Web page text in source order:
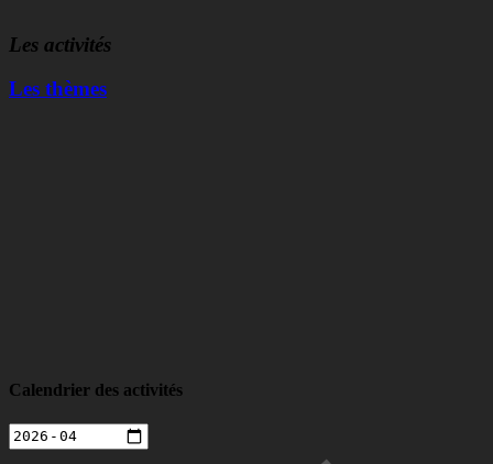
Les activités
Les thèmes
Calendrier des activités